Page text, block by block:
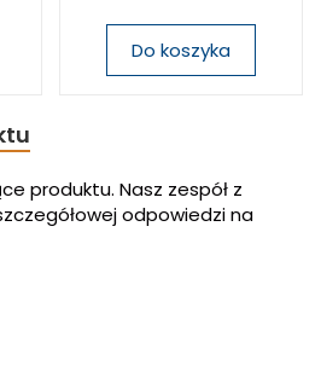
Do koszyka
produktu. Nasz zespół z
odpowiedzi na